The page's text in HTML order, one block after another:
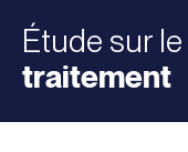
Étude sur le
traitement